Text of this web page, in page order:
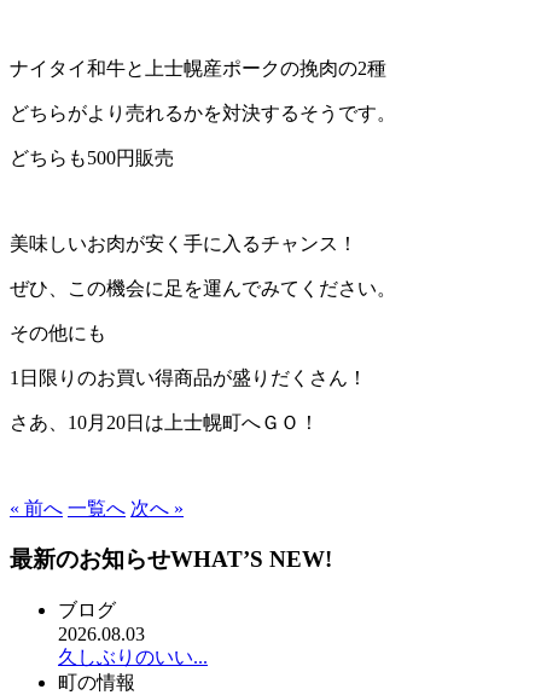
ナイタイ和牛と上士幌産ポークの挽肉の2種
どちらがより売れるかを対決するそうです。
どちらも500円販売
美味しいお肉が安く手に入るチャンス！
ぜひ、この機会に足を運んでみてください。
その他にも
1日限りのお買い得商品が盛りだくさん！
さあ、10月20日は上士幌町へＧＯ！
« 前へ 一覧へ 次へ »
最新のお知らせWHAT’S NEW!
ブログ
2026.08.03
久しぶりのいい...
町の情報